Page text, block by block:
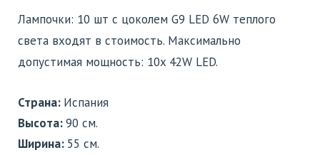
Лампочки: 10 шт с цоколем G9 LED 6W теплого
света входят в стоимость. Максимально
допустимая мощность: 10x 42W LED.
Страна: Испания
Высота:90 см.
Ширина: 55 см.